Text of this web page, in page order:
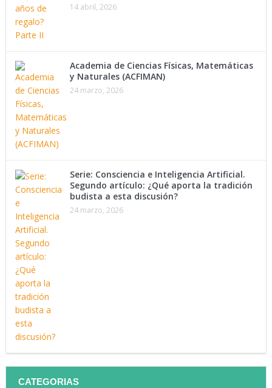
14 abril, 2026
Academia de Ciencias Físicas, Matemáticas
y Naturales (ACFIMAN)
24 marzo, 2026
Serie: Consciencia e Inteligencia Artificial.
Segundo artículo: ¿Qué aporta la tradición
budista a esta discusión?
24 marzo, 2026
CATEGORIAS